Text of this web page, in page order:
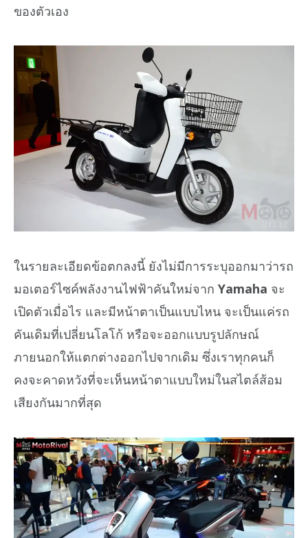
ของตัวเอง
ในรายละเอียดข้อตกลงนี้ ยังไม่มีการระบุออกมาว่ารถ
มอเตอร์ไซค์พลังงานไฟฟ้าคันใหม่จาก Yamaha จะ
เปิดตัวเมื่อไร และมีหน้าตาเป็นแบบไหน จะเป็นแค่รถ
คันเดิมที่เปลี่ยนโลโก้ หรือจะออกแบบรูปลักษณ์
ภายนอกให้แตกต่างออกไปจากเดิม ซึ่งเราทุกคนก็
คงจะคาดหวังที่จะเห็นหน้าตาแบบใหม่ในสไตล์ส้อม
เสียงกันมากที่สุด